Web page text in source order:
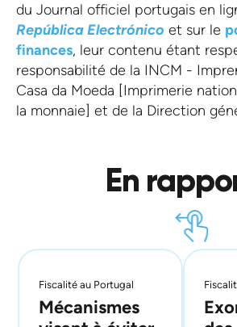
du Journal officiel portugais en
República Electrónico et sur le
finances, leur contenu étant
responsabilité de la INCM -
Casa da Moeda [Imprimerie
la monnaie] et de la Direction
En
Fiscalité au Portugal
Mécanismes